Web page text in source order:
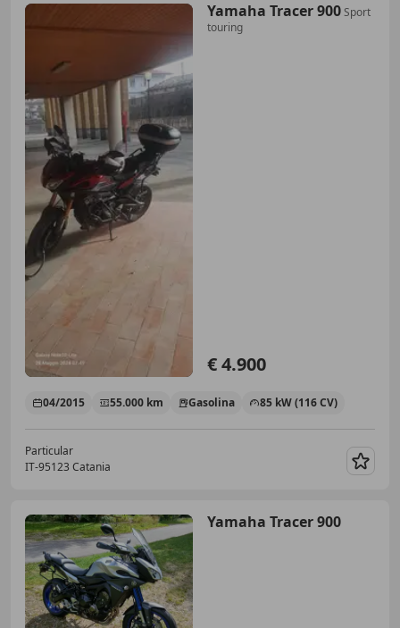
Yamaha Tracer 900Sport
touring
€ 4.900
04/2015 55.000 km Gasolina 85 kW (116 CV)
Particular
IT-95123 Catania
Yamaha Tracer 900